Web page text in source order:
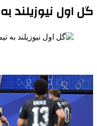
گل اول نیوزیلند